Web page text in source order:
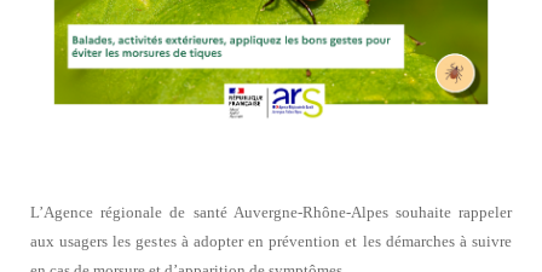
L’Agence régionale de santé Auvergne-Rhône-Alpes souhaite rappeler
aux usagers les gestes à adopter en prévention et les démarches à suivre